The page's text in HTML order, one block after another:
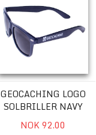
GEOCACHING LOGO
SOLBRILLER NAVY
NOK 92.00